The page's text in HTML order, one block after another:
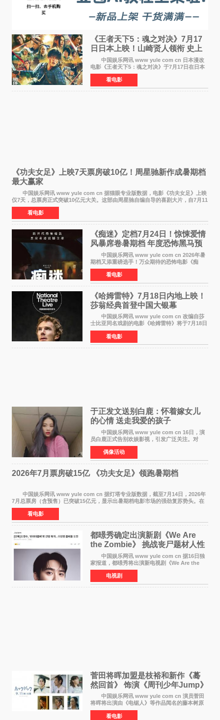
《王者天下5：魂之对决》7月17
日日本上映！山崎贤人领衔 史上
最大“函谷关防卫战”
中国娱乐网讯 www yule com cn 日本漫改
电影《王者天下5：魂之对决》于7月17日在日本
全国上映。这部由佐藤信介执导、山崎贤人主演
的历史动作片，改编自原泰久同名人气漫画，继
续讲述信和漂
看电影
《功夫女足》上映7天票房破10亿！周星驰新作成暑期档
最大赢家
中国娱乐网讯 www yule com cn 据猫眼专业版数据，电影《功夫女足》上映
仅7天，总票房正式突破10亿元大关。这部由周星驰自编自导的喜剧大片，自7月11
日公映以来便展现出惊人的市场统治力。
看电影
《痴迷》定档7月24日！惊悚爱情
风暴席卷暑期档 年度恐怖黑马预
中国娱乐网讯 www yule com cn 2026年暑
期档又添重磅选手！万众期待的恐怖电影《痴
迷》今日正式官宣定档，将于7月24日登陆内地各
大院线。这部被业内专家誉为新世代爆款恐怖电
影的作品，将为
看电影
《哈姆雷特》7月18日内地上映！
莎翁经典首登中国大银幕
中国娱乐网讯 www yule com cn 改编自莎
士比亚同名戏剧的电影《哈姆雷特》将于7月18日
在中国内地上映。这部跨越四百年的文学经典被
搬上大银幕，为观众带来一场视觉与听觉的双重
盛宴。 《
看电影
于正发文送别白鹿：怀着嫁女儿
的心情 送走我爱的孩子
中国娱乐网讯 www yule com cn 16日，演
员白鹿正式告别欢娱影视，引发广泛关注。对
此，欢娱影视创始人于正在社交平台发文回应，
字里行间流露不舍与祝福。 于正透露，以前
每次有演员到期不
偶像活动
2026年7月票房破15亿 《功夫女足》领跑暑期档
中国娱乐网讯 www yule com cn 据灯塔专业版数据，截至7月14日，2026年
7月总票房（含预售）已突破15亿元，显示出暑期档电影市场的强劲复苏势头。在
众多上映影片中，《功夫女足》《小黄人与大
看电影
都暻秀确定出演新剧《We Are
the Zombie》 挑战丧尸题材人性
喜剧
中国娱乐网讯 www yule com cn 据16日独
家报道，都暻秀将出演新电视剧《We Are the
Zombie》，在剧中饰演主演金仁钟一角，挑战与
以往丧尸题材截然不同的人性喜剧。 新剧
《We Are t
电视剧
菅田将晖加盟是枝裕和新作《蓦
然回首》 饰演《周刊少年Jump》
编辑
中国娱乐网讯 www yule com cn 演员菅田
将晖将出演由《电锯人》等作品闻名的藤本树原
作漫画改编的电影《蓦然回首》（是枝裕和导
演）。菅田饰演的角色是初中时代两位主人公带
看电影